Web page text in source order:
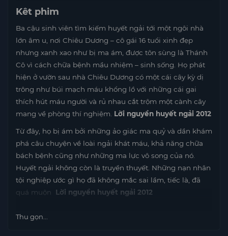
Kêt phim
Ba cậu sinh viên tìm kiếm huyết ngải tới một ngôi nhà
lớn âm u, nơi Chiêu Dương – cô gái 16 tuổi xinh đẹp
nhưng xanh xao như bị ma ám, được tôn sùng là Thánh
Cô vì cách chữa bệnh mầu nhiệm – sinh sống. Họ phát
hiện ở vườn sau nhà Chiêu Dương có một cái cây kỳ dị
trông như búi mạch máu khổng lồ với những cái gai
thích hút máu người và rủ nhau cắt trộm một cành cây
mang về phòng thí nghiệm. Lời nguyền huyết ngải 2012
Từ đây, họ bị ám bởi những ảo giác ma quỷ và dần khám
phá câu chuyện về loài ngải khát máu, khả năng chữa
bách bệnh cũng như những ma lực vô song của nó.
Huyết ngải không còn là truyền thuyết. Những nạn nhân
tội nghiệp ước gì họ đã không mắc sai lầm, tiếc là, đã
quá muộn Lời nguyền huyết ngải 2012
Thu gọn...